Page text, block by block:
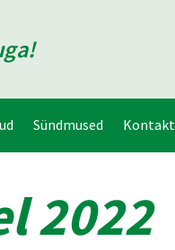
Sündmused Kontakt
2022